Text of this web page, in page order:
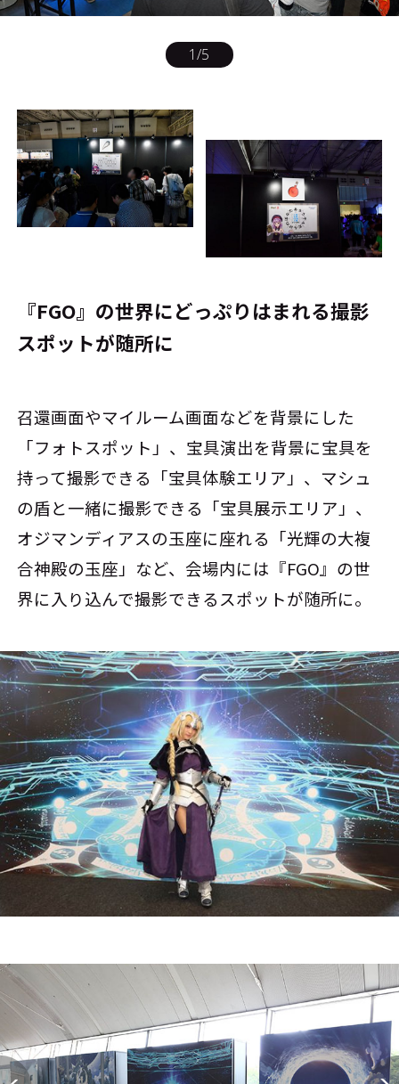
1/5
『FGO』の世界にどっぷりはまれる撮影
スポットが随所に
召還画面やマイルーム画面などを背景にした
「フォトスポット」、宝具演出を背景に宝具を
持って撮影できる「宝具体験エリア」、マシュ
の盾と一緒に撮影できる「宝具展示エリア」、
オジマンディアスの玉座に座れる「光輝の大複
合神殿の玉座」など、会場内には『FGO』の世
界に入り込んで撮影できるスポットが随所に。